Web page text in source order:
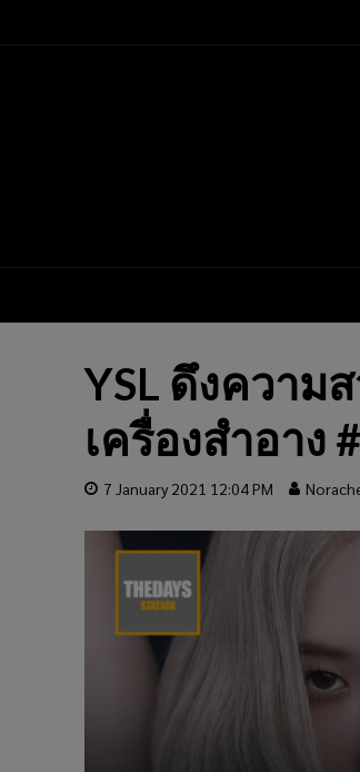
YSL ดึงความ
เครื่องสำอาง
7 January 2021 12:04 PM